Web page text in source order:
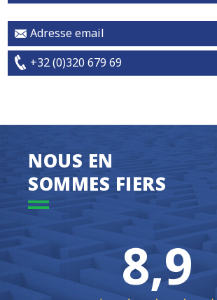
Adresse email
+32 (0)320 679 69
NOUS EN
SOMMES FIERS
8,9